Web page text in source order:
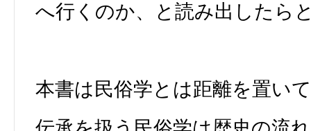
へ行くのか、と読み出したら
本書は民俗学とは距離を置い